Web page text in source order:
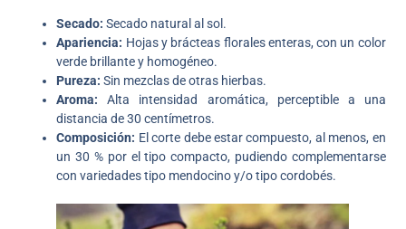
Secado: Secado natural al sol.
Apariencia: Hojas y brácteas florales enteras, con un color
verde brillante y homogéneo.
Pureza: Sin mezclas de otras hierbas.
Aroma: Alta intensidad aromática, perceptible a una
distancia de 30 centímetros.
Composición: El corte debe estar compuesto, al menos, en
un 30 % por el tipo compacto, pudiendo complementarse
con variedades tipo mendocino y/o tipo cordobés.